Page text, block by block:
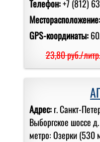
Телефон:+7 (812)
Месторасположение:
GPS-координаты:
23,80 руб./литр.
Адрес:г. Санкт-
Выборгское шоссе
метро: Озерки (530